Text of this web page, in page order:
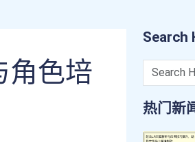
角色培
Search
热门新